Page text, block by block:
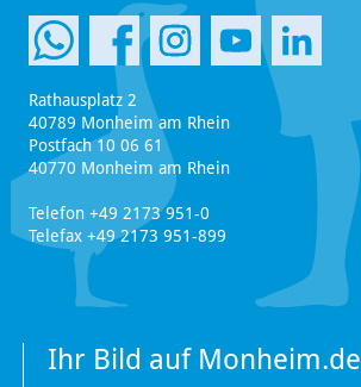
Rathausplatz 2
40789 Monheim am Rhein
Postfach 10 06 61
40770 Monheim am Rhein
Telefon +49 2173 951-0
Telefax +49 2173 951-899
Ihr Bild auf Monheim.de